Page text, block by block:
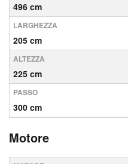
496 cm
LARGHEZZA
205 cm
ALTEZZA
225 cm
PASSO
300 cm
Motore